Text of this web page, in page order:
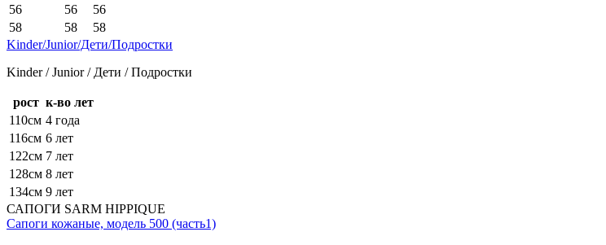
56
56
56
58
58
58
Kinder/Junior/Дети/Подростки
Kinder / Junior / Дети / Подростки
рост к-во лет
110см 4 года
116см 6 лет
122см 7 лет
128см 8 лет
134см 9 лет
САПОГИ SARM HIPPIQUE
Сапоги кожаные, модель 500 (часть1)